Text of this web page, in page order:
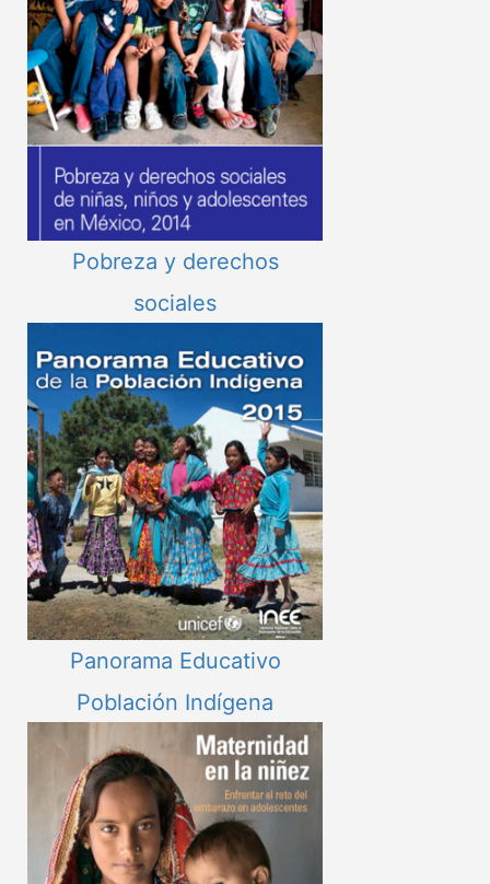
Pobreza y derechos
sociales
Panorama Educativo
Población Indígena